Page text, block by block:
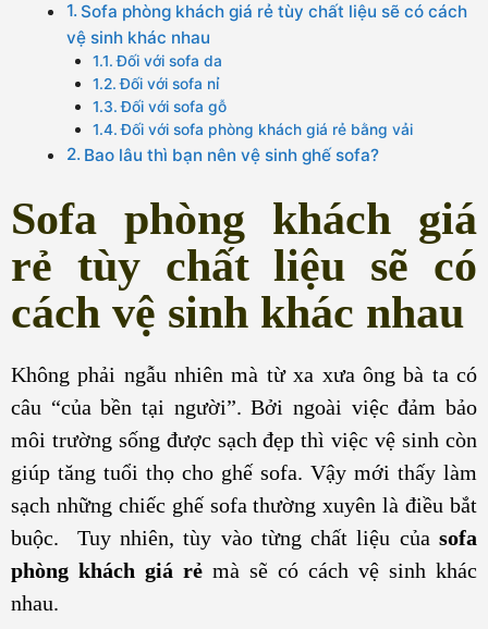
Sofa phòng khách giá rẻ tùy chất liệu sẽ có cách
vệ sinh khác nhau
Đối với sofa da
Đối với sofa nỉ
Đối với sofa gỗ
Đối với sofa phòng khách giá rẻ bằng vải
Bao lâu thì bạn nên vệ sinh ghế sofa?
Sofa phòng khách giá
rẻ tùy chất liệu sẽ có
cách vệ sinh khác nhau
Không phải ngẫu nhiên mà từ xa xưa ông bà ta có
câu “của bền tại người”. Bởi ngoài việc đảm bảo
môi trường sống được sạch đẹp thì việc vệ sinh còn
giúp tăng tuổi thọ cho ghế sofa. Vậy mới thấy làm
sạch những chiếc ghế sofa thường xuyên là điều bắt
buộc. Tuy nhiên, tùy vào từng chất liệu của sofa
phòng khách giá rẻ mà sẽ có cách vệ sinh khác
nhau.